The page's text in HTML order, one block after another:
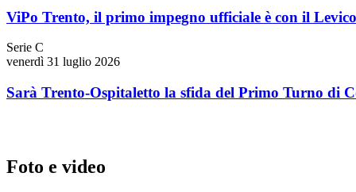
ViPo Trento, il primo impegno ufficiale è con il
Serie C
venerdì 31 luglio 2026
Sarà Trento-Ospitaletto la sfida del Primo Turno di
Foto e video